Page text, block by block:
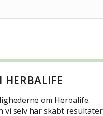
HERBALIFE
om Herbalife.
vi selv har skabt resultater